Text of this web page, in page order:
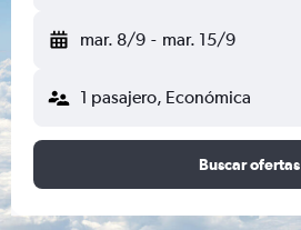
mar. 8/9 - mar. 15/9
1 pasajero, Económica
Buscar ofertas